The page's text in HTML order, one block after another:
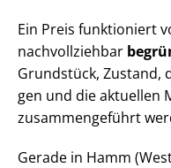
Ein Preis funktioniert
nachvollziehbar
Grundstück,
gen und die aktuellen
zusammengeführt
Gerade in Hamm